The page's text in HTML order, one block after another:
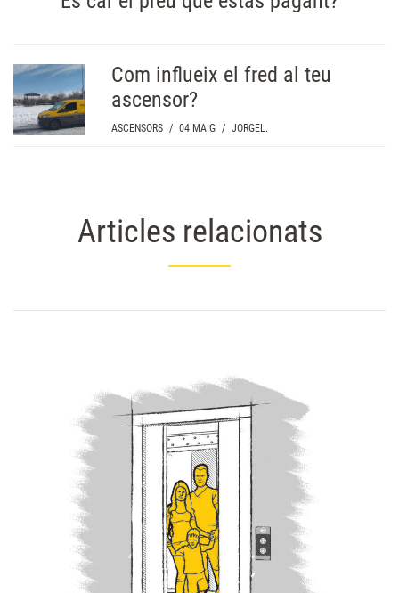
Com influeix el fred al teu
ascensor?
ASCENSORS / 04 MAIG / JORGEL.
Articles relacionats